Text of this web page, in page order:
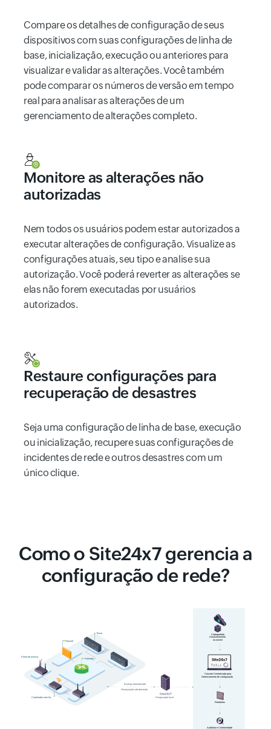
Compare os detalhes de configuração de seus
dispositivos com suas configurações de linha de
base, inicialização, execução ou anteriores para
visualizar e validar as alterações. Você também
pode comparar os números de versão em tempo
real para analisar as alterações de um
gerenciamento de alterações completo.
Monitore as alterações não
autorizadas
Nem todos os usuários podem estar autorizados a
executar alterações de configuração. Visualize as
configurações atuais, seu tipo e analise sua
autorização. Você poderá reverter as alterações se
elas não forem executadas por usuários
autorizados.
Restaure configurações para
recuperação de desastres
Seja uma configuração de linha de base, execução
ou inicialização, recupere suas configurações de
incidentes de rede e outros desastres com um
único clique.
Como o Site24x7 gerencia a
configuração de rede?